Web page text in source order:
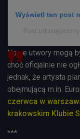
Wyświetl ten post
Post
Nowe utwory mogą
choć oficjalnie nie
jednak, że artysta
obejmującą m.in.
czerwca w
krakowskim Klubie
***